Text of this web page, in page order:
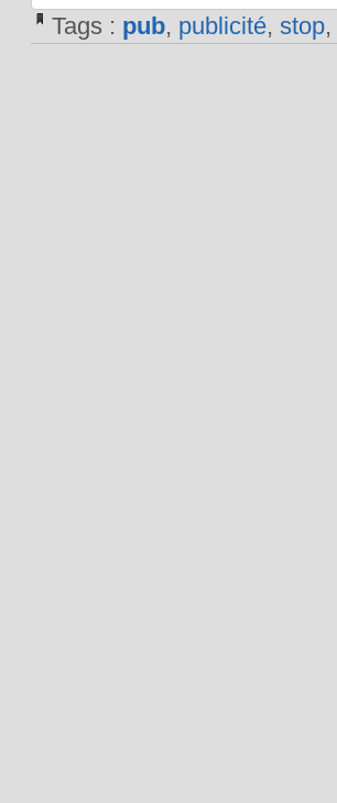
Tags : pub, publicité, stop,